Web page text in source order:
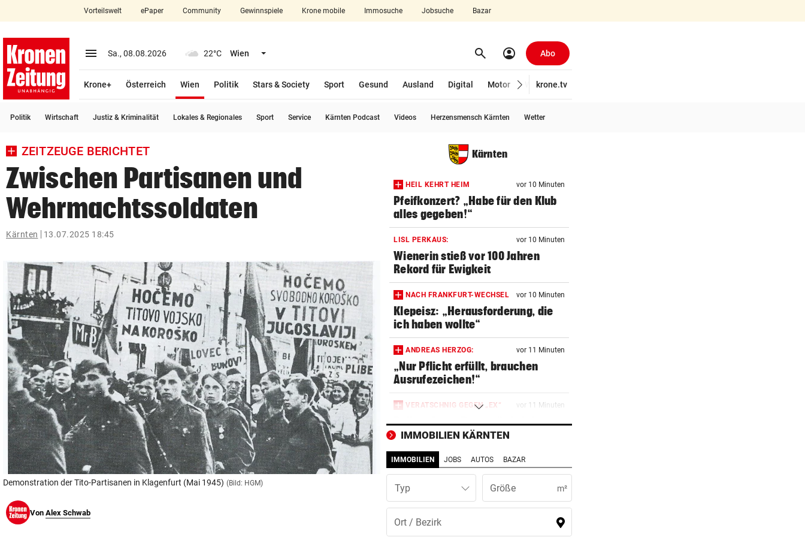
closeSchließen
account_circle Anmelden
arrow_right
bookmark
search
Suchbegriff
eingeben
© Krone Multimedia GmbH & Co KG 2026
Muthgasse 2, 1190 Wien
Vorteilswelt ePaper Community Gewinnspiele Krone mobile Immosuche Jobsuche Bazar
menu Menü aufklappen
Sa., 08.08.2026 22°C Wien Menü aufklappen search Suchen
account_circle Abo
Krone+ Österreich Wien
Politik
Stars & Society Sport Gesund Ausland Digital Motor Wirtschaft
krone.tv
Politik Wirtschaft Justiz & Kriminalität Lokales & Regionales Sport Service Kärnten Podcast Videos Herzensmensch Kärnten Wetter
ZEITZEUGE BERICHTET
Zwischen Partisanen und
Wehrmachtssoldaten
Kärnten 13.07.2025 18:45
Demonstration der Tito-Partisanen in Klagenfurt (Mai 1945) (Bild: HGM)
Von Alex Schwab
Kärnten
HEIL KEHRT HEIM vor 10 Minuten
Pfeifkonzert? „Habe für den Klub
alles gegeben!“
LISL PERKAUS: vor 10 Minuten
Wienerin stieß vor 100 Jahren
Rekord für Ewigkeit
NACH FRANKFURT-WECHSEL vor 10 Minuten
Klepeisz: „Herausforderung, die
ich haben wollte“
ANDREAS HERZOG: vor 11 Minuten
„Nur Pflicht erfüllt, brauchen
Ausrufezeichen!“
VERATSCHNIG GEGEN „EX“ vor 11 Minuten
Bullen-Ass: „Dann würde ich
gegen den WAC jubeln!“
„EXTREM ANSTRENGEND“ vor 40 Minuten
Arzt auf Auslandsmission:
„Südsudan ist vergessen“
vor 40 Minuten
Heikler Kraftakt: Neue Windparks
IMMOBILIEN KÄRNTEN
IMMOBILIEN JOBS AUTOS BAZAR
Typ m²